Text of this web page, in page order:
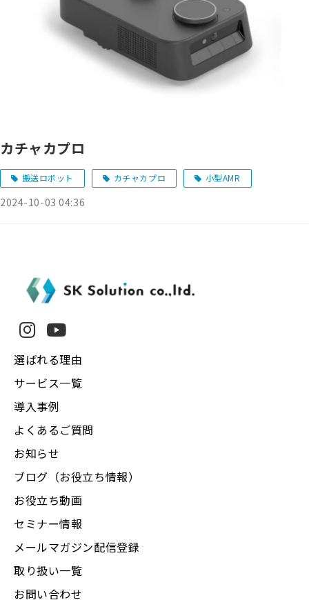
カチャカプロ
搬送ロボット カチャカプロ 小型AMR
2024-10-03 04:36
選ばれる理由
サービス一覧
導入事例
よくあるご質問
お知らせ
ブログ（お役立ち情報）
お役立ち動画
セミナー情報
メールマガジン配信登録
取り扱い一覧
お問い合わせ